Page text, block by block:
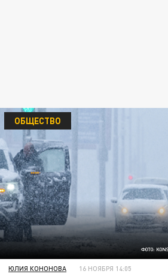
ФОТО:
ОБЩЕСТВО
ЮЛИЯ КОНОНОВА 16 НОЯБРЯ 14:05